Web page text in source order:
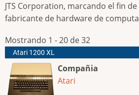
JTS Corporation, marcando el fin
fabricante de hardware de
Mostrando 1 - 20 de 32
Atari 1200 XL
Compañia
Atari